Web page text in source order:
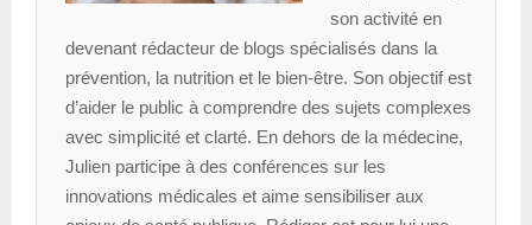
son activité en
devenant rédacteur de blogs spécialisés dans la
prévention, la nutrition et le bien-être. Son objectif est
d’aider le public à comprendre des sujets complexes
avec simplicité et clarté. En dehors de la médecine,
Julien participe à des conférences sur les
innovations médicales et aime sensibiliser aux